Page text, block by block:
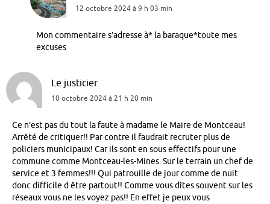
12 octobre 2024 à 9 h 03 min
Mon commentaire s’adresse à* la baraque*toute mes
excuses
Le justicier
10 octobre 2024 à 21 h 20 min
Ce n’est pas du tout la faute à madame le Maire de Montceau!
Arrêté de critiquer!! Par contre il faudrait recruter plus de
policiers municipaux! Car ils sont en sous effectifs pour une
commune comme Montceau-les-Mines. Sur le terrain un chef de
service et 3 femmes!!! Qui patrouille de jour comme de nuit
donc difficile d être partout!! Comme vous dîtes souvent sur les
réseaux vous ne les voyez pas!! En effet je peux vous